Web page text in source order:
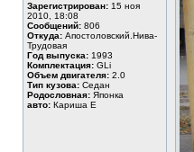
Зарегистрирован: 15 ноя
2010, 18:08
Сообщений: 806
Откуда: Апостоловский.Нива-
Трудовая
Год выпуска: 1993
Комплектация: GLi
Объем двигателя: 2.0
Тип кузова: Седан
Родословная: Японка
авто: Кариша Е